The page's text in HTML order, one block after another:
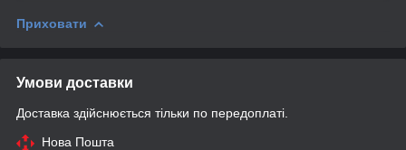
Приховати
Умови доставки
Доставка здійснюється тільки по передоплаті.
Нова Пошта